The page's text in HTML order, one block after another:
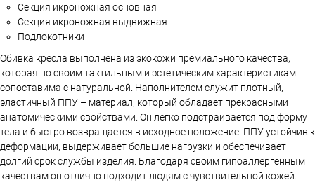
Секция икроножная основная
Секция икроножная выдвижная
Подлокотники
Обивка кресла выполнена из экокожи премиального качества,
которая по своим тактильным и эстетическим характеристикам
сопоставима с натуральной. Наполнителем служит плотный,
эластичный ППУ – материал, который обладает прекрасными
анатомическими свойствами. Он легко подстраивается под форму
тела и быстро возвращается в исходное положение. ППУ устойчив к
деформации, выдерживает большие нагрузки и обеспечивает
долгий срок службы изделия. Благодаря своим гипоаллергенным
качествам он отлично подходит людям с чувствительной кожей.